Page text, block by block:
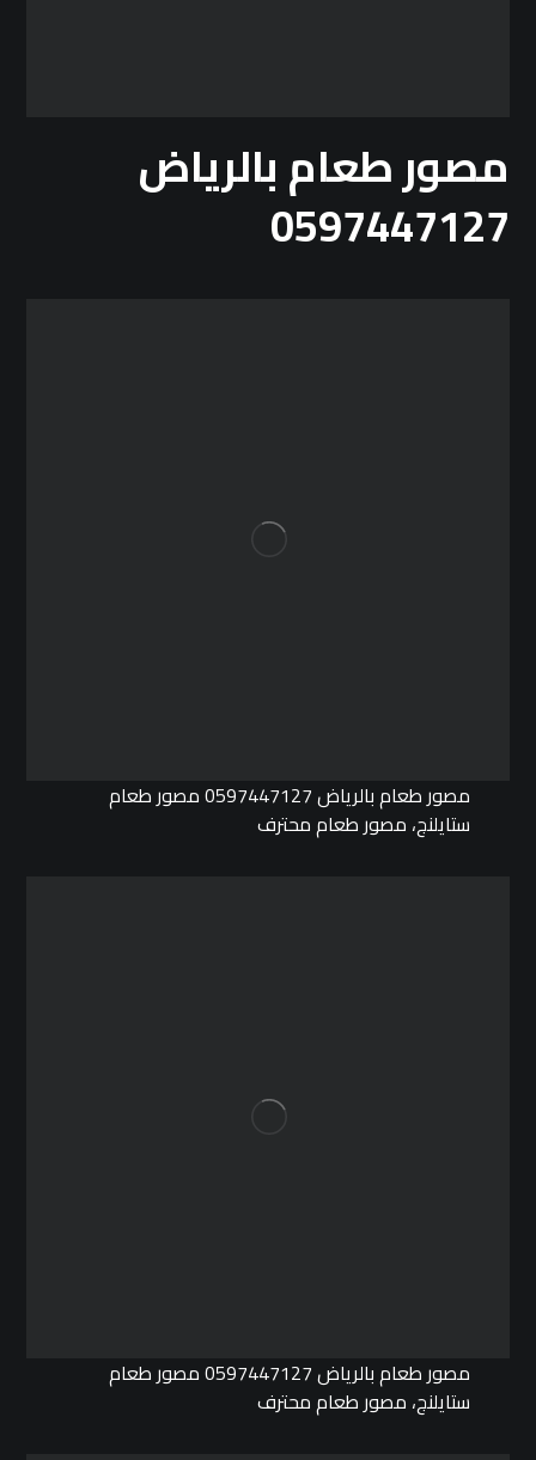
مصور طعام بالرياض
0597447127
مصور طعام بالرياض 0597447127 مصور طعام
ستايلنج، مصور طعام محترف
مصور طعام بالرياض 0597447127 مصور طعام
ستايلنج، مصور طعام محترف